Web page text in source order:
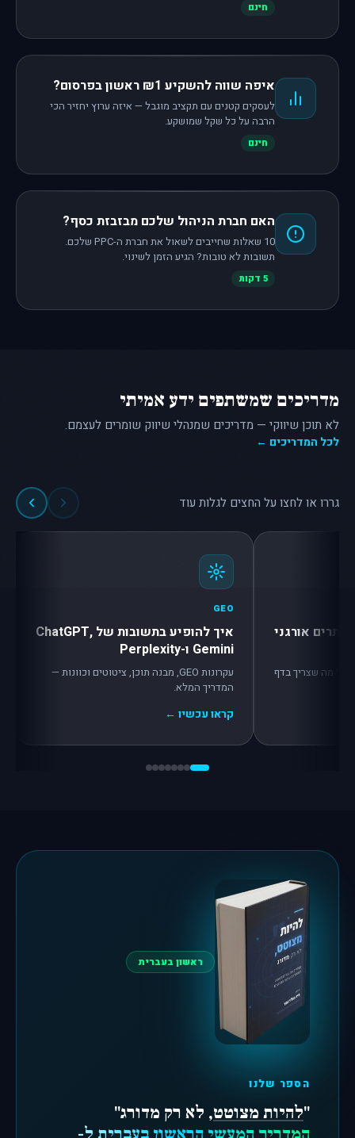
חינם
איפה שווה להשקיע ₪1 ראשון בפרסום?
לעסקים קטנים עם תקציב מוגבל — איזה ערוץ יחזיר הכי
הרבה על כל שקל שמושקע.
חינם
האם חברת הניהול שלכם מבזבזת כסף?
10 שאלות שחייבים לשאול את חברת ה-PPC שלכם.
תשובות לא טובות? הגיע הזמן לשינוי.
5 דקות
מדריכים שמשתפים ידע אמיתי
לא תוכן שיווקי — מדריכים שמנהלי שיווק שומרים לעצמם.
לכל המדריכים ←
גררו או לחצו על החצים לגלות עוד
GEO
איך להופיע בתשובות של ChatGPT,
Gemini ו-Perplexity
עקרונות GEO, מבנה תוכן, ציטוטים וכוונות —
המדריך המלא.
קראו עכשיו ←
אורגני
כל מה שצריך בדף
ראשון בעברית
הספר שלנו
"להיות מצוטט, לא רק מדורג"